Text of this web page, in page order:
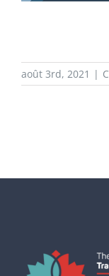
août 3rd, 2021 |